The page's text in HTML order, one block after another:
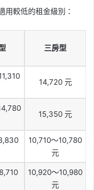
用較低的租金級別：
三房型
14,720 元
15,350 元
10,710～10,780
元
10,920～10,980
元